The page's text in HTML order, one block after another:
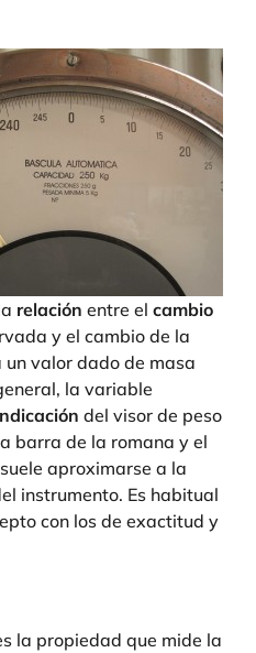
relación entre el cambio
y el cambio de la
valor dado de masa
la variable
del visor de peso
barra de la romana y el
aproximarse a la
instrumento. Es habitual
con los de exactitud y
la propiedad que mide la